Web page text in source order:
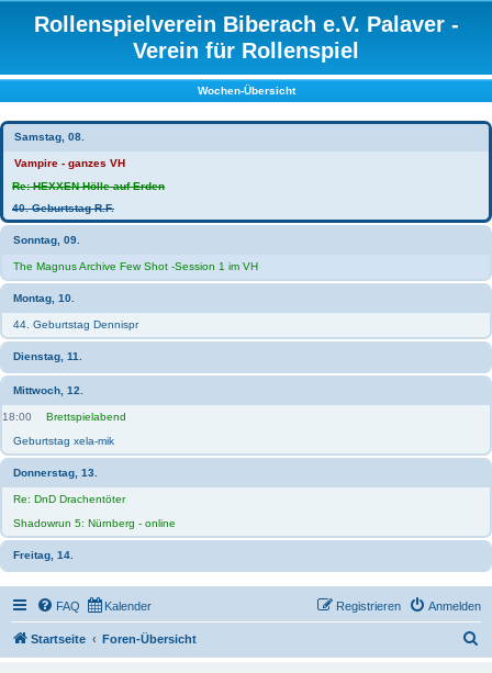
Rollenspielverein Biberach e.V. Palaver -
Verein für Rollenspiel
Wochen-Übersicht
Samstag, 08.
Vampire - ganzes VH
Re: HEXXEN Hölle auf Erden
40. Geburtstag R.F.
Sonntag, 09.
The Magnus Archive Few Shot -Session 1 im VH
Montag, 10.
44. Geburtstag Dennispr
Dienstag, 11.
Mittwoch, 12.
18:00
Brettspielabend
Geburtstag xela-mik
Donnerstag, 13.
Re: DnD Drachentöter
Shadowrun 5: Nürnberg - online
Freitag, 14.
FAQ Kalender Anmelden
Registrieren
Startseite Foren-Übersicht